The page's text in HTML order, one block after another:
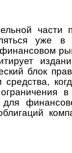
части
уже
блок
средства,
в